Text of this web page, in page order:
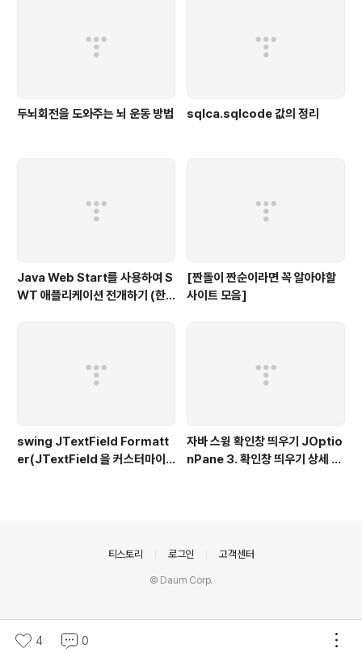
두뇌회전을 도와주는 뇌 운동 방법 sqlca.sqlcode 값의 정리
Java Web Start를 사용하여 S
WT 애플리케이션 전개하기 (한
[짠돌이 짠순이라면 꼭 알아야할
사이트 모음]
swing JTextField Formatt
er(JTextField 을 커스터마이
자바 스윙 확인창 띄우기 JOptio
nPane 3. 확인창 띄우기 상세 설
4 0
티스토리 로그인 고객센터
© Daum Corp.